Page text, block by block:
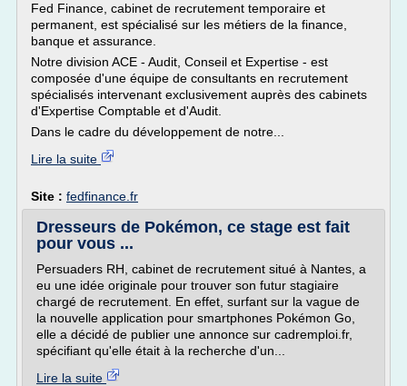
Fed Finance, cabinet de recrutement temporaire et
permanent, est spécialisé sur les métiers de la finance,
banque et assurance.
Notre division ACE - Audit, Conseil et Expertise - est
composée d'une équipe de consultants en recrutement
spécialisés intervenant exclusivement auprès des cabinets
d'Expertise Comptable et d'Audit.
Dans le cadre du développement de notre...
Lire la suite
Site : fedfinance.fr
Dresseurs de Pokémon, ce stage est fait
pour vous ...
Persuaders RH, cabinet de recrutement situé à Nantes, a
eu une idée originale pour trouver son futur stagiaire
chargé de recrutement. En effet, surfant sur la vague de
la nouvelle application pour smartphones Pokémon Go,
elle a décidé de publier une annonce sur cadremploi.fr,
spécifiant qu'elle était à la recherche d'un...
Lire la suite